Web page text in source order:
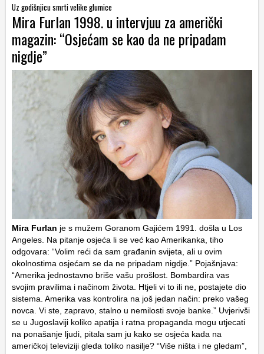
Uz godišnjicu smrti velike glumice
Mira Furlan 1998. u intervjuu za američki
magazin: “Osjećam se kao da ne pripadam
nigdje”
Mira Furlan je s mužem Goranom Gajićem 1991. došla u Los
Angeles. Na pitanje osjeća li se već kao Amerikanka, tiho
odgovara: “Volim reći da sam građanin svijeta, ali u ovim
okolnostima osjećam se da ne pripadam nigdje.” Pojašnjava:
“Amerika jednostavno briše vašu prošlost. Bombardira vas
svojim pravilima i načinom života. Htjeli vi to ili ne, postajete dio
sistema. Amerika vas kontrolira na još jedan način: preko vašeg
novca. Vi ste, zapravo, stalno u nemilosti svoje banke.” Uvjerivši
se u Jugoslaviji koliko apatija i ratna propaganda mogu utjecati
na ponašanje ljudi, pitala sam ju kako se osjeća kada na
američkoj televiziji gleda toliko nasilje? “Više ništa i ne gledam”,